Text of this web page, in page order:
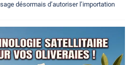
désormais d’autoriser l’importation